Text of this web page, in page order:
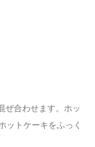
ぜ合わせます。ホッ
ットケーキをふっく